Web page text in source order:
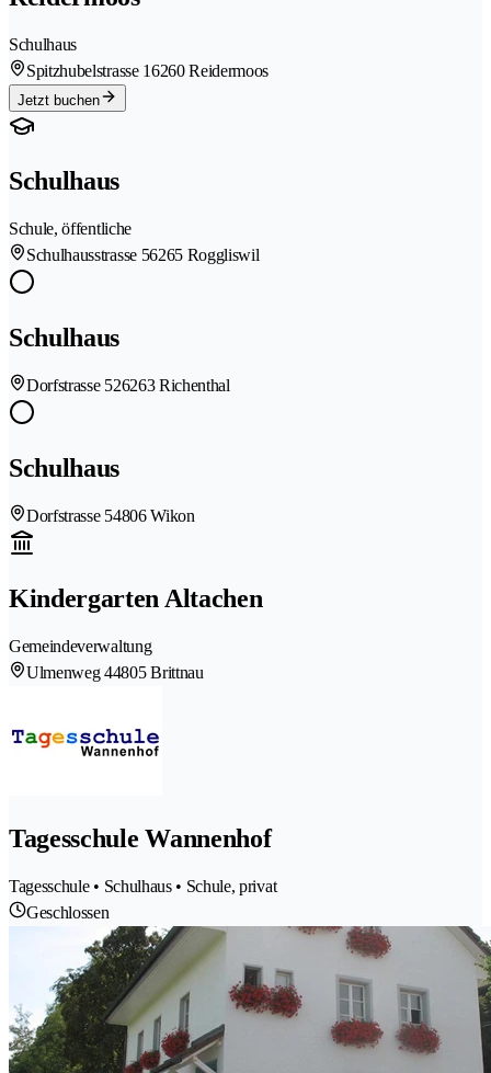
Schulhaus
Spitzhubelstrasse 16260 Reidermoos
Jetzt buchen
Schulhaus
Schule, öffentliche
Schulhausstrasse 56265 Roggliswil
Schulhaus
Dorfstrasse 526263 Richenthal
Schulhaus
Dorfstrasse 54806 Wikon
Kindergarten Altachen
Gemeindeverwaltung
Ulmenweg 44805 Brittnau
Tagesschule Wannenhof
Tagesschule • Schulhaus • Schule, privat
Geschlossen